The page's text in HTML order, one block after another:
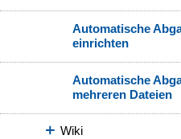
Automatische
einrichten
Automatische
mehreren Dateien
Wiki